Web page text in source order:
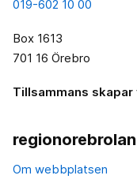
019-602 10 00
Box 1613
701 16 Örebro
Tillsammans
Om webbplatsen